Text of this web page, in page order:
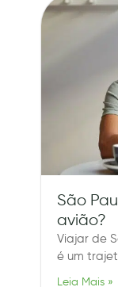
São
avião?
Viajar de
é um
Leia Mais »